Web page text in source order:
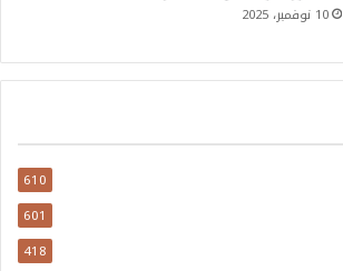
10 نوفمبر، 2025
610
601
418